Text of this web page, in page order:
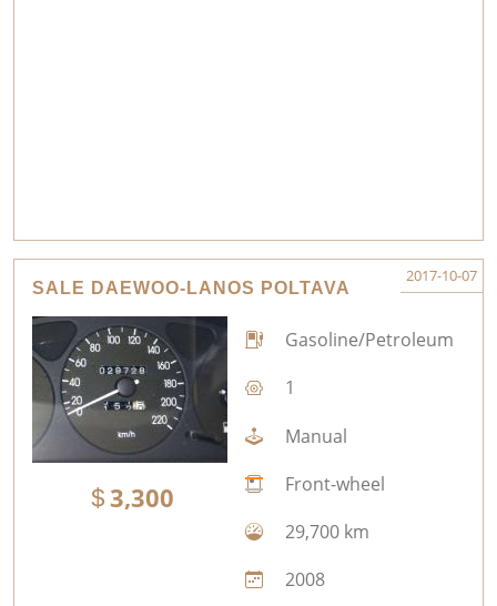
SALE DAEWOO-LANOS POLTAVA
2017-10-07
3,300
Gasoline/Petroleum
1
Manual
Front-wheel
29,700 km
2008